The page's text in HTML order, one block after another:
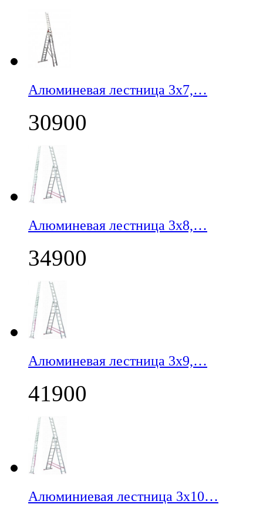
Алюминевая лестница 3х7,…
30900
Алюминевая лестница 3х8,…
34900
Алюминевая лестница 3х9,…
41900
Алюминиевая лестница 3х10…